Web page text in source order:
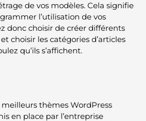
de vos modèles. Cela signifie
l’utilisation de vos
donc choisir de créer différents
choisir les catégories d’articles
qu’ils s’affichent.
thèmes WordPress
en place par l’entreprise